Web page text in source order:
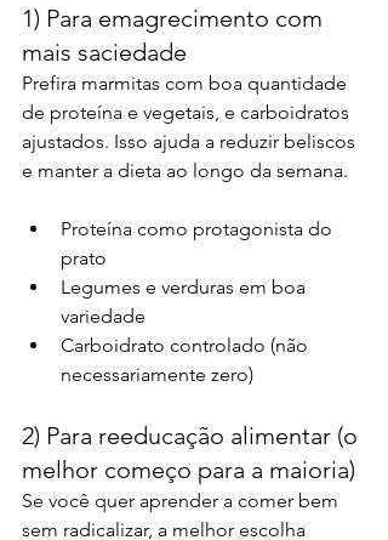
1) Para emagrecimento com
mais saciedade
Prefira marmitas com boa quantidade
de proteína e vegetais, e carboidratos
ajustados. Isso ajuda a reduzir beliscos
e manter a dieta ao longo da semana.
Proteína como protagonista do
prato
Legumes e verduras em boa
variedade
Carboidrato controlado (não
necessariamente zero)
2) Para reeducação alimentar (o
melhor começo para a maioria)
Se você quer aprender a comer bem
sem radicalizar, a melhor escolha